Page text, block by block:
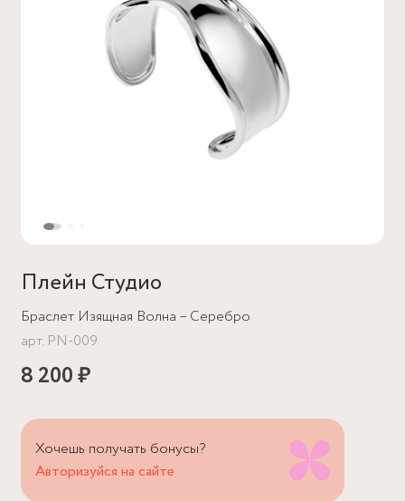
Плейн Студио
Браслет Изящная Волна – Серебро
арт. PN-009
8 200 ₽
Хочешь получать бонусы?
Авторизуйся на сайте